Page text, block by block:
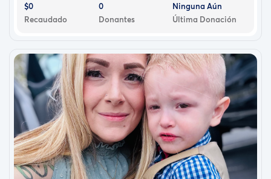
$0
Recaudado
0
Donantes
Ninguna Aún
Última Donación